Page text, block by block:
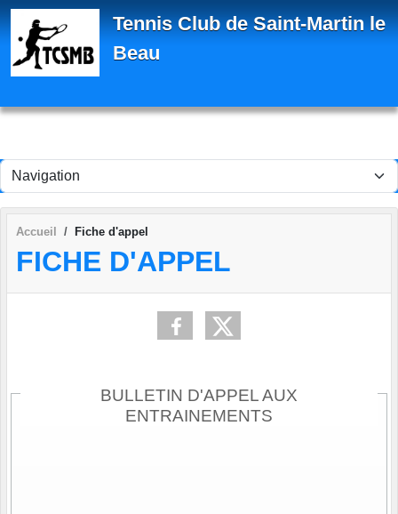
Tennis Club de Saint-Martin le
Beau
Accueil Fiche d'appel
FICHE D'APPEL
BULLETIN D'APPEL AUX
ENTRAINEMENTS
Panneau de gestion des cookies